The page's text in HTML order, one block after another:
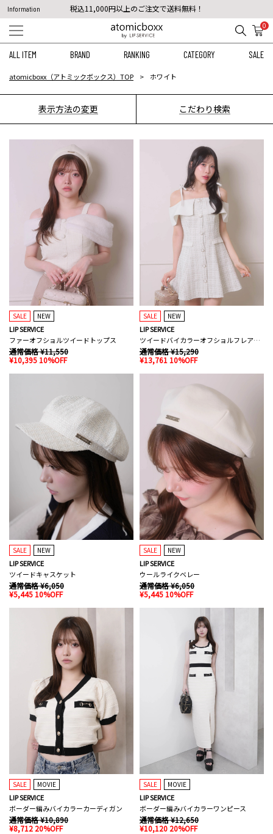
Information
税込11,000円以上のご注文で送料無料！
【重要】予約商品のお支払い方法（代金引換）変更に関するお知らせ
0
ALL ITEM BRAND RANKING CATEGORY SALE
atomicboxx（アトミックボックス）TOP ホワイト
表示方法の変更 こだわり検索
SALE NEW
LIP SERVICE
ファーオフショルツイードトップス
通常価格 ¥11,550
¥10,395 10%OFF
SALE NEW
LIP SERVICE
ツイードバイカラーオフショルフレアワンピース
通常価格 ¥15,290
¥13,761 10%OFF
SALE NEW
LIP SERVICE
ツイードキャスケット
通常価格 ¥6,050
¥5,445 10%OFF
SALE NEW
LIP SERVICE
ウールライクベレー
通常価格 ¥6,050
¥5,445 10%OFF
SALE MOVIE
LIP SERVICE
ボーダー編みバイカラーカーディガン
通常価格 ¥10,890
¥8,712 20%OFF
SALE MOVIE
LIP SERVICE
ボーダー編みバイカラーワンピース
通常価格 ¥12,650
¥10,120 20%OFF